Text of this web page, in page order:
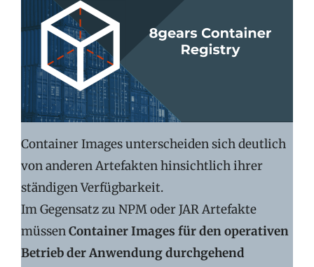
Container Images unterscheiden sich deutlich
von anderen Artefakten hinsichtlich ihrer
ständigen Verfügbarkeit.
Im Gegensatz zu NPM oder JAR Artefakte
müssenContainer Images für den operativen
Betrieb der Anwendung durchgehend